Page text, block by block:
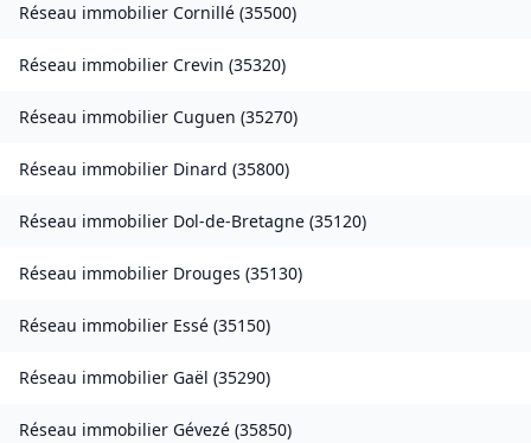
Réseau immobilier Cornillé (35500)
Réseau immobilier Crevin (35320)
Réseau immobilier Cuguen (35270)
Réseau immobilier Dinard (35800)
Réseau immobilier Dol-de-Bretagne (35120)
Réseau immobilier Drouges (35130)
Réseau immobilier Essé (35150)
Réseau immobilier Gaël (35290)
Réseau immobilier Gévezé (35850)